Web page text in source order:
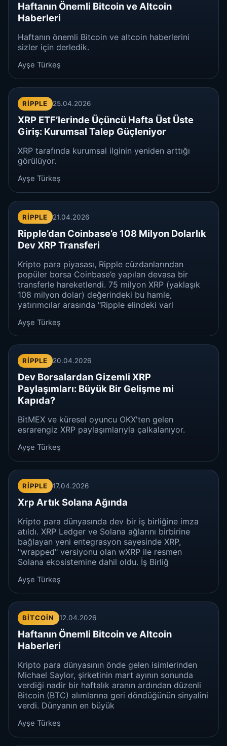
Haftanın Önemli Bitcoin ve Altcoin
Haberleri
Haftanın önemli Bitcoin ve altcoin haberlerini
sizler için derledik.
Ayşe Türkeş
RIPPLE 25.04.2026
XRP ETF’lerinde Üçüncü Hafta Üst Üste
Giriş: Kurumsal Talep Güçleniyor
XRP tarafında kurumsal ilginin yeniden arttığı
görülüyor.
Ayşe Türkeş
RIPPLE 21.04.2026
Ripple’dan Coinbase’e 108 Milyon Dolarlık
Dev XRP Transferi
Kripto para piyasası, Ripple cüzdanlarından
popüler borsa Coinbase’e yapılan devasa bir
transferle hareketlendi. 75 milyon XRP (yaklaşık
108 milyon dolar) değerindeki bu hamle,
yatırımcılar arasında "Ripple elindeki varl
Ayşe Türkeş
RIPPLE 20.04.2026
Dev Borsalardan Gizemli XRP
Paylaşımları: Büyük Bir Gelişme mi
Kapıda?
BitMEX ve küresel oyuncu OKX'ten gelen
esrarengiz XRP paylaşımlarıyla çalkalanıyor.
Ayşe Türkeş
RIPPLE 17.04.2026
Xrp Artık Solana Ağında
Kripto para dünyasında dev bir iş birliğine imza
atıldı. XRP Ledger ve Solana ağlarını birbirine
bağlayan yeni entegrasyon sayesinde XRP,
"wrapped" versiyonu olan wXRP ile resmen
Solana ekosistemine dahil oldu. İş Birliğ
Ayşe Türkeş
BITCOIN 12.04.2026
Haftanın Önemli Bitcoin ve Altcoin
Haberleri
Kripto para dünyasının önde gelen isimlerinden
Michael Saylor, şirketinin mart ayının sonunda
verdiği nadir bir haftalık aranın ardından düzenli
Bitcoin (BTC) alımlarına geri döndüğünün sinyalini
verdi. Dünyanın en büyük
Ayşe Türkeş